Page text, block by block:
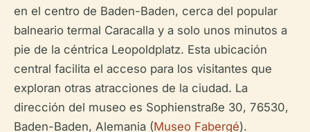
en el centro de Baden-Baden, cerca del popular
balneario termal Caracalla y a solo unos minutos a
pie de la céntrica Leopoldplatz. Esta ubicación
central facilita el acceso para los visitantes que
exploran otras atracciones de la ciudad. La
dirección del museo es Sophienstraße 30, 76530,
Baden-Baden, Alemania (Museo Fabergé).